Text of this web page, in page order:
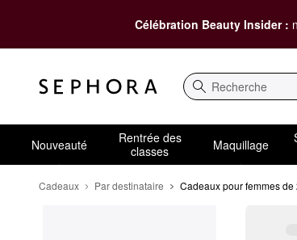
Célébration Beauty Insider :
Recherche
Nouveauté
Rentrée des
classes
Maquillage
Cadeaux Par destinataire Cadeaux pour femmes de